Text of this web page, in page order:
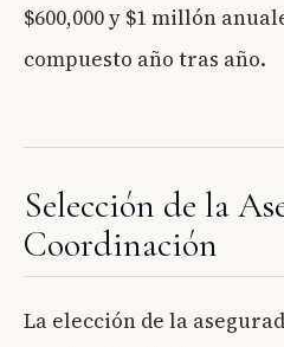
$600,000 y $1 millón
compuesto año tras año.
Selección de la
Coordinación
La elección de la